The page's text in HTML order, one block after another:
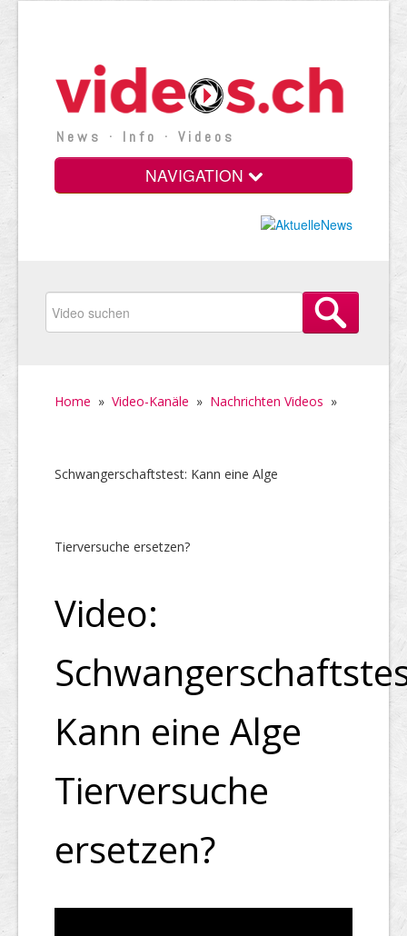
News · Info · Videos
NAVIGATION
Home » Video-Kanäle » Nachrichten Videos »
Schwangerschaftstest: Kann eine Alge
Tierversuche ersetzen?
Video:
Kann eine Alge
Tierversuche
ersetzen?